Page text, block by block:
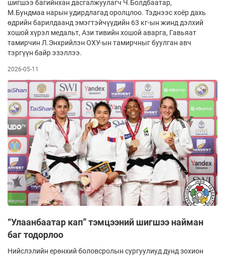
шигшээ багийнхан дасгалжуулагч Ч.Болдбаатар,
М.Бундмаа нарын удирдлагад оролцлоо. Тэднээс хоёр дахь
өдрийн барилдаанд эмэгтэйчүүдийн 63 кг-ын жинд дэлхий
хошой хүрэл медальт, Ази тивийн хошой аварга, Гавьяат
тамирчин Л.Энхрийлэн ОХУ-ын тамирчныг буулган авч
тэргүүн байр эзэллээ.
2026-05-11
“Улаанбаатар кап” тэмцээний шигшээ найман
баг тодорлоо
Нийслэлийн ерөнхий боловсролын сургуулиуд дунд зохион